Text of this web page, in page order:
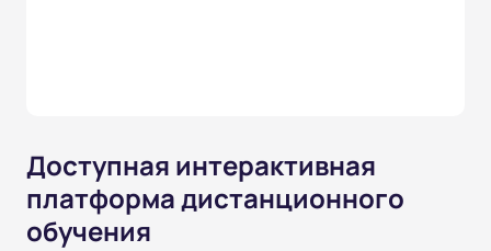
Доступная интерактивная
платформа дистанционного
обучения